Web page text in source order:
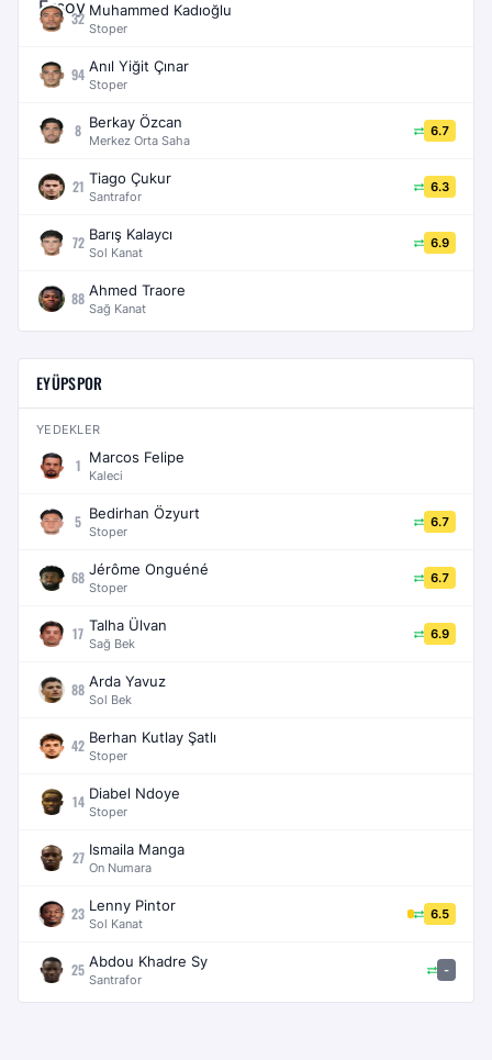
32 Muhammed Kadıoğlu
Stoper
94 Anıl Yiğit Çınar
Stoper
8 Berkay Özcan
Merkez Orta Saha
6.7
21 Tiago Çukur
Santrafor
6.3
72 Barış Kalaycı
Sol Kanat
6.9
88 Ahmed Traore
Sağ Kanat
EYÜPSPOR
YEDEKLER
1 Marcos Felipe
Kaleci
5 Bedirhan Özyurt
Stoper
6.7
68 Jérôme Onguéné
Stoper
6.7
17 Talha Ülvan
Sağ Bek
6.9
88 Arda Yavuz
Sol Bek
42 Berhan Kutlay Şatlı
Stoper
14 Diabel Ndoye
Stoper
27 Ismaila Manga
On Numara
23 Lenny Pintor
Sol Kanat
6.5
25 Abdou Khadre Sy
Santrafor
-